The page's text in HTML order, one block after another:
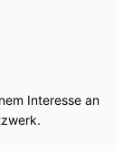
Interesse an